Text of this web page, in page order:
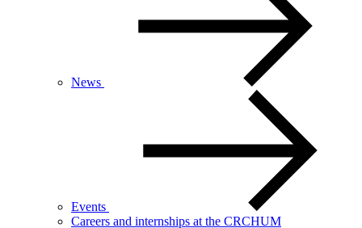
News
Events
Careers and internships at the CRCHUM